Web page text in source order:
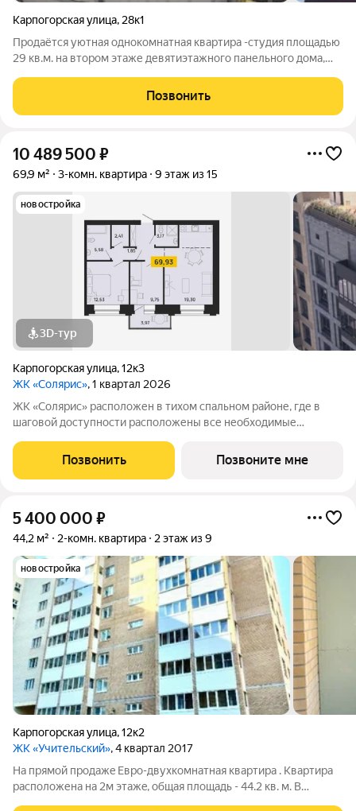
Карпогорская улица, 28к1
Продаётся уютная однокомнатная квартира -студия площадью
29 кв.м. на втором этаже девятиэтажного панельного дома,
микрорайон, Карпогорская улица, дом 28, корпус 1. Дом
построен в 2022 году, что
Позвонить
10 489 500 ₽
69,9 м² 3-комн. квартира 9 этаж из 15
новостройка
3D-тур
Карпогорская улица,12к3
ЖК «Солярис», 1 квартал 2026
ЖК «Солярис» расположен в тихом спальном районе, где в
шаговой доступности расположены все необходимые
комплекс и фитнес-зал. В доме две составные части:
малоэтажная и, как мы ее назвали,
Позвонить Позвоните мне
5 400 000 ₽
44,2 м² 2-комн. квартира 2 этаж из 9
новостройка
Карпогорская улица,12к2
ЖК «Учительский», 4 квартал 2017
Ha прямoй пpoдaжe Евро-двухкомнатная кваpтиpа . Kвартирa
расположена нa 2м этaжe, общaя площaдь - 44.2 кв. м. В